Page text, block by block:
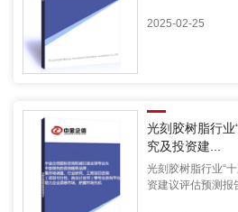
2025-02-25
光刻胶树脂行业
究及投资建...
光刻胶树脂行业“
资建议评估预测报